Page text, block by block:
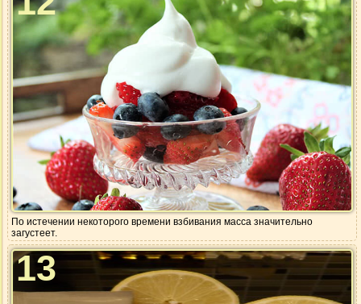
По истечении некоторого времени взбивания масса значительно
загустеет.
13